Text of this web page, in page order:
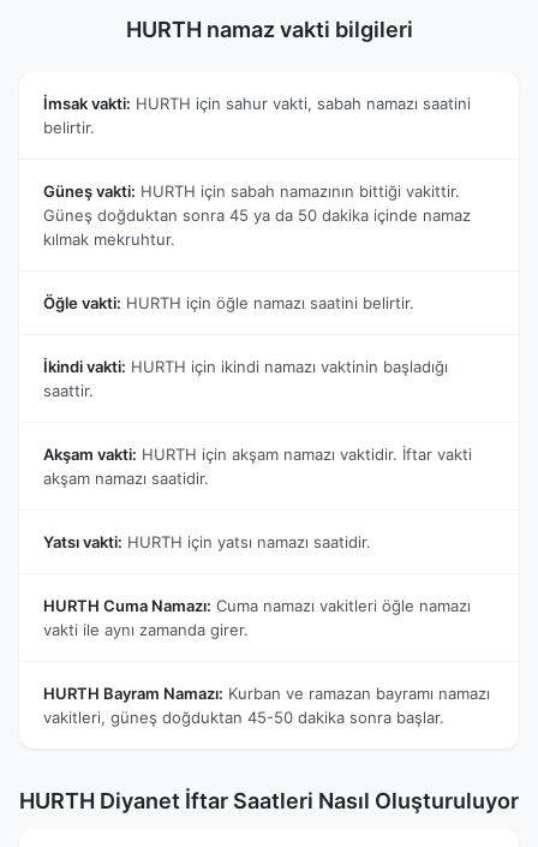
HURTH namaz vakti bilgileri
İmsak vakti: HURTH için sahur vakti, sabah namazı saatini
belirtir.
Güneş vakti: HURTH için sabah namazının bittiği vakittir.
Güneş doğduktan sonra 45 ya da 50 dakika içinde namaz
kılmak mekruhtur.
Öğle vakti: HURTH için öğle namazı saatini belirtir.
İkindi vakti: HURTH için ikindi namazı vaktinin başladığı
saattir.
Akşam vakti: HURTH için akşam namazı vaktidir. İftar vakti
akşam namazı saatidir.
Yatsı vakti: HURTH için yatsı namazı saatidir.
HURTH Cuma Namazı: Cuma namazı vakitleri öğle namazı
vakti ile aynı zamanda girer.
HURTH Bayram Namazı: Kurban ve ramazan bayramı namazı
vakitleri, güneş doğduktan 45-50 dakika sonra başlar.
HURTH Diyanet İftar Saatleri Nasıl Oluşturuluyor